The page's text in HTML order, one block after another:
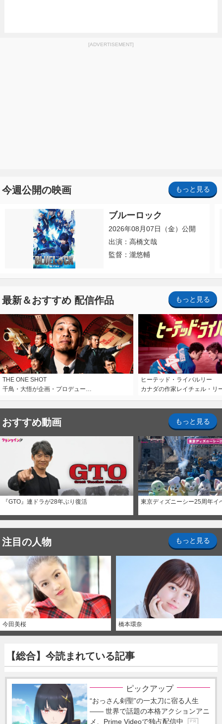
[ADVERTISEMENT]
今週公開の映画 もっと見る
ブルーロック
2026年08月07日（金）公開
出演：高橋文哉
監督：瀧悠輔
最新＆おすすめ 配信作品 もっと見る
THE ONE SHOT
千鳥・大悟が企画・プロデュー…
ヒーテッド・ライバルリー
カナダの作家レイチェル・リ
おすすめ動画 もっと見る
『GTO』連ドラが28年ぶり復活 東京ディズニーシー25周年イ
注目の人物 もっと見る
今田美桜 橋本環奈
【総合】今読まれている記事
ピックアップ
“おっさん剣聖”の一太刀に宿る人生
―― 世界で話題の本格アクションアニ
メ、Prime Videoで独占配信中
P R